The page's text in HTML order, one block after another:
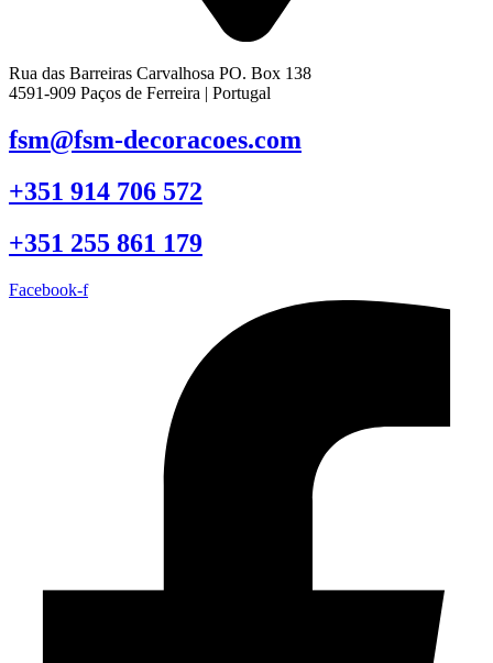
Rua das Barreiras Carvalhosa PO. Box 138
4591-909 Paços de Ferreira | Portugal
fsm@fsm-decoracoes.com
+351 914 706 572
+351 255 861 179
Facebook-f